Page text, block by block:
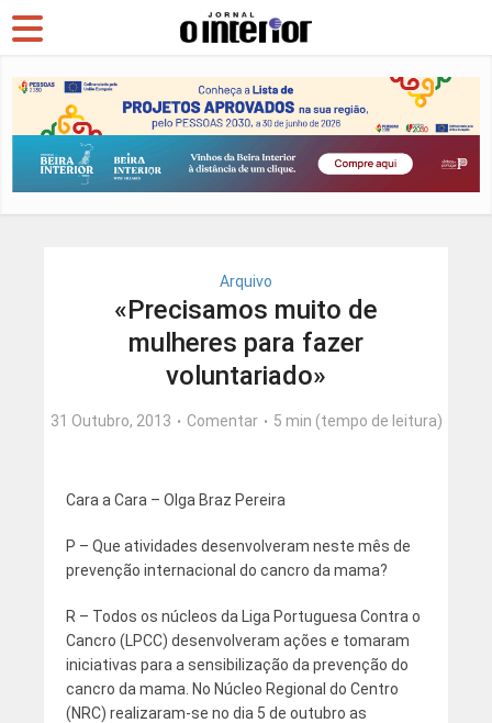
Arquivo
«Precisamos muito de
mulheres para fazer
voluntariado»
31 Outubro, 2013 Comentar 5 min (tempo de leitura)
Cara a Cara – Olga Braz Pereira
P – Que atividades desenvolveram neste mês de
prevenção internacional do cancro da mama?
R – Todos os núcleos da Liga Portuguesa Contra o
Cancro (LPCC) desenvolveram ações e tomaram
iniciativas para a sensibilização da prevenção do
cancro da mama. No Núcleo Regional do Centro
(NRC) realizaram-se no dia 5 de outubro as